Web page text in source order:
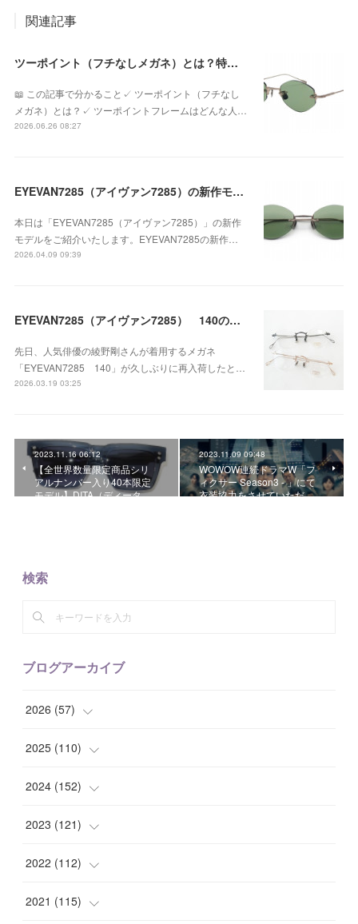
関連記事
ツーポイント（フチなしメガネ）とは？特徴やメリット・デメリット、似合う人を眼鏡専門店が解説
📖 この記事で分かること✓ ツーポイント（フチなし
メガネ）とは？✓ ツーポイントフレームはどんな人…
2026.06.26 08:27
EYEVAN7285（アイヴァン7285）の新作モデル「1196-1 c.819-MRM GRN」が入荷！
本日は「EYEVAN7285（アイヴァン7285）」の新作
モデルをご紹介いたします。EYEVAN7285の新作…
2026.04.09 09:39
EYEVAN7285（アイヴァン7285） 140の新色のVINTAGEカラーが入荷！
先日、人気俳優の綾野剛さんが着用するメガネ
「EYEVAN7285 140」が久しぶりに再入荷したと…
2026.03.19 03:25
2023.11.16 06:12
【全世界数量限定商品シリ
アルナンバー入り40本限定
モデル】DITA（ディータ…
2023.11.09 09:48
WOWOW連続ドラマW「フ
ィクサー Season3 - 」にて
衣装協力をさせていただ…
検索
ブログアーカイブ
2026 (57)
( 1)
(10)
(9)
( 7)
( 8 )
2025 (110)
(10)
(7)
( 8)
( 7 )
2024 (152)
(14)
( 15)
( 11)
2023 (121)
( 12)
( 8)
2022 (112)
( 10)
2021 (115)